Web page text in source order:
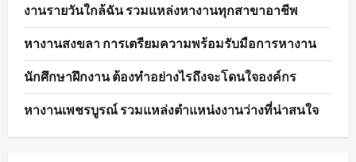
งานรายวันใกล้ฉัน รวมแหล่งหางานทุกสาขาอาชีพ
หางานสงขลา การเตรียมความพร้อมรับมือการหางาน
นักศึกษาฝึกงาน ต้องทำอย่างไรถึงจะโดนใจองค์กร
หางานเพชรบูรณ์ รวมแหล่งตำแหน่งงานว่างที่น่าสนใจ